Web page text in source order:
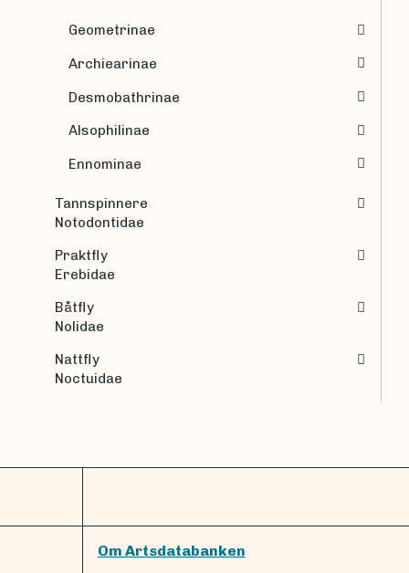
Geometrinae
Archiearinae
Desmobathrinae
Alsophilinae
Ennominae
Tannspinnere
Notodontidae
Praktfly
Erebidae
Båtfly
Nolidae
Nattfly
Noctuidae
Om Artsdatabanken